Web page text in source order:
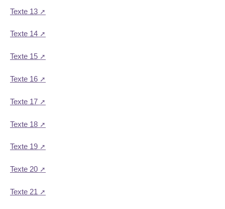
Texte 13
Texte 14
Texte 15
Texte 16
Texte 17
Texte 18
Texte 19
Texte 20
Texte 21